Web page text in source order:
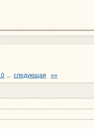
... следующая »»